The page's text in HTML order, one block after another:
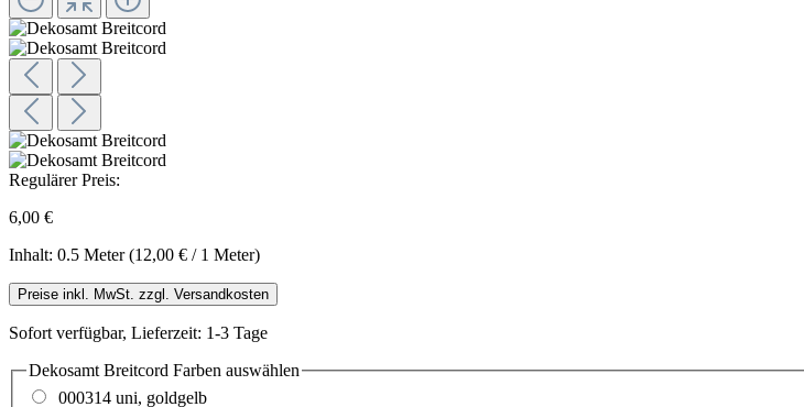
Regulärer Preis:
6,00 €
Inhalt: 0.5 Meter(12,00 € / 1 Meter)
Preise inkl. MwSt. zzgl. Versandkosten
Sofort verfügbar, Lieferzeit: 1-3 Tage
Dekosamt Breitcord Farben auswählen
000314 uni, goldgelb